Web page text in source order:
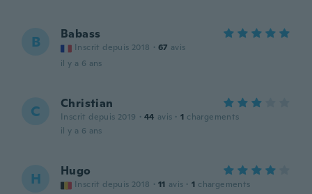
B Babass
Inscrit depuis 2018 · 67 avis
il y a 6 ans
C Christian
Inscrit depuis 2019 · 44 avis · 1 chargements
il y a 6 ans
H Hugo
Inscrit depuis 2018 · 11 avis · 1 chargements